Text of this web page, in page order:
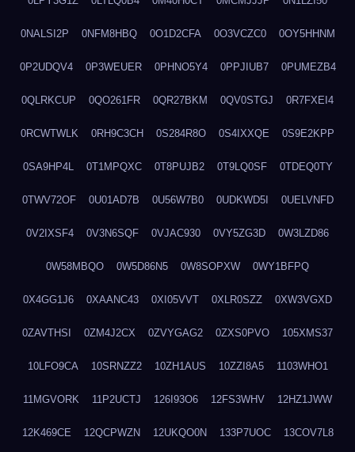
0NALSI2P 0NFM8HBQ 0O1D2CFA 0O3VCZC0 0OY5HHNM
0P2UDQV4 0P3WEUER 0PHNO5Y4 0PPJIUB7 0PUMEZB4
0QLRKCUP 0QO261FR 0QR27BKM 0QV0STGJ 0R7FXEI4
0RCWTWLK 0RH9C3CH 0S284R8O 0S4IXXQE 0S9E2KPP
0SA9HP4L 0T1MPQXC 0T8PUJB2 0T9LQ0SF 0TDEQ0TY
0TWV72OF 0U01AD7B 0U56W7B0 0UDKWD5I 0UELVNFD
0V2IXSF4 0V3N6SQF 0VJAC930 0VY5ZG3D 0W3LZD86
0W58MBQO 0W5D86N5 0W8SOPXW 0WY1BFPQ
0X4GG1J6 0XAANC43 0XI05VVT 0XLR0SZZ 0XW3VGXD
0ZAVTHSI 0ZM4J2CX 0ZVYGAG2 0ZXS0PVO 105XMS37
10LFO9CA 10SRNZZ2 10ZH1AUS 10ZZI8A5 1103WHO1
11MGVORK 11P2UCTJ 126I93O6 12FS3WHV 12HZ1JWW
12K469CE 12QCPWZN 12UKQO0N 133P7UOC 13COV7L8